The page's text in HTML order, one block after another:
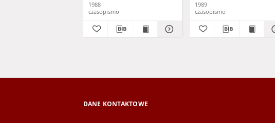
1988
czasopismo
1989
czasopismo
DANE KONTAKTOWE